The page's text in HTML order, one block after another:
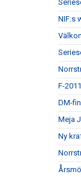
NIF:s
F-
DM-
Meja
Ny